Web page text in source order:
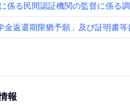
係る民間認証機関の監督に係る
金返還期限猶予願」及び証明書
報